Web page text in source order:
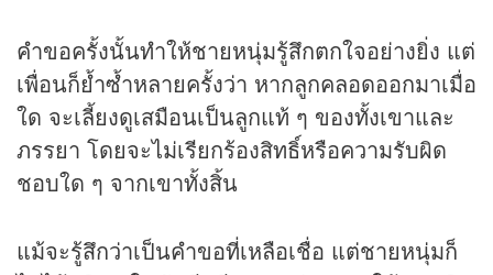
คำขอครั้งนั้นทำให้ชายหนุ่มรู้สึกตกใจอย่างยิ่ง แต่
เพื่อนก็ย้ำซ้ำหลายครั้งว่า หากลูกคลอดออกมาเมื่อ
ใด จะเลี้ยงดูเสมือนเป็นลูกแท้ ๆ ของทั้งเขาและ
ภรรยา โดยจะไม่เรียกร้องสิทธิ์หรือความรับผิด
ชอบใด ๆ จากเขาทั้งสิ้น
แม้จะรู้สึกว่าเป็นคำขอที่เหลือเชื่อ แต่ชายหนุ่มก็